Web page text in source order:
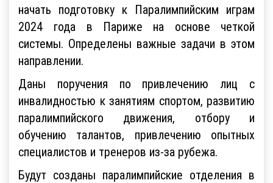
начать подготовку к Паралимпийским играм
2024 года в Париже на основе четкой
системы. Определены важные задачи в этом
направлении.
Даны поручения по привлечению лиц с
инвалидностью к занятиям спортом, развитию
паралимпийского движения, отбору и
обучению талантов, привлечению опытных
специалистов и тренеров из-за рубежа.
Будут созданы паралимпийские отделения в